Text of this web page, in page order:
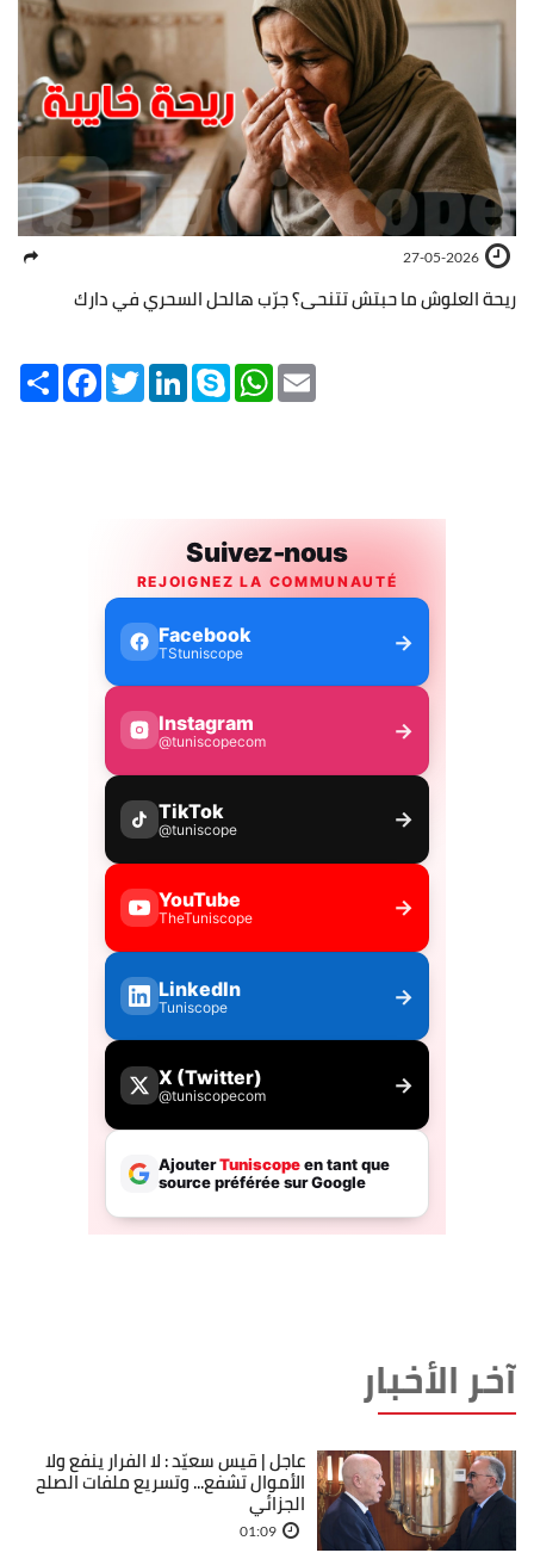
27-05-2026
ريحة العلوش ما حبتش تتنحى؟ جرّب هالحل السحري في دارك
Share FacebookTwitterLinkedInSkype WhatsApp
آخر الأخبار
عاجل | قيس سعيّد : لا الفرار ينفع ولا
الأموال تشفع... وتسريع ملفات الصلح
الجزائي
01:09